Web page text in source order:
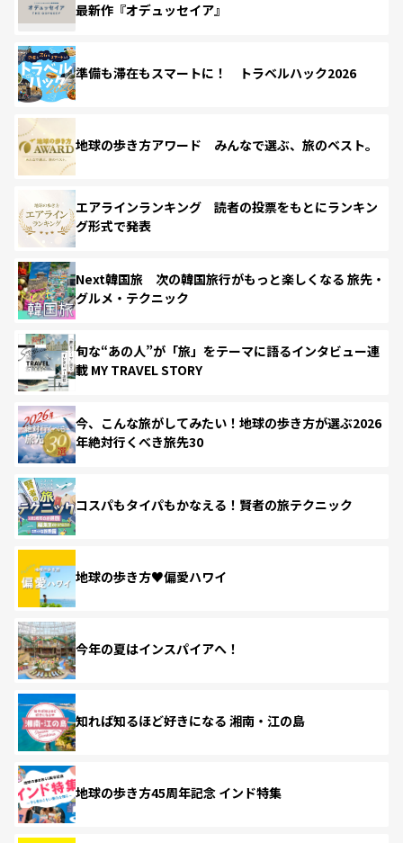
最新作『オデュッセイア』
準備も滞在もスマートに！ トラベルハック2026
地球の歩き方アワード みんなで選ぶ、旅のベスト。
エアラインランキング 読者の投票をもとにランキン
グ形式で発表
Next韓国旅 次の韓国旅行がもっと楽しくなる 旅先・
グルメ・テクニック
旬な“あの人”が「旅」をテーマに語るインタビュー連
載 MY TRAVEL STORY
今、こんな旅がしてみたい！地球の歩き方が選ぶ2026
年絶対行くべき旅先30
コスパもタイパもかなえる！賢者の旅テクニック
地球の歩き方♥偏愛ハワイ
今年の夏はインスパイアへ！
知れば知るほど好きになる 湘南・江の島
地球の歩き方45周年記念 インド特集